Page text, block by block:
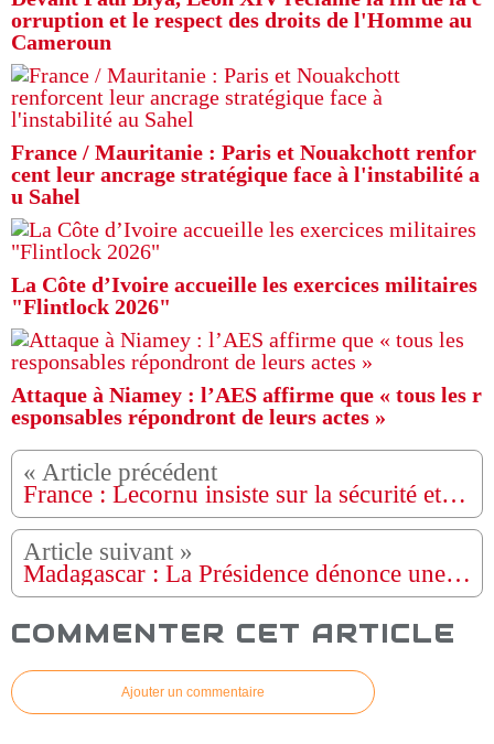
orruption et le respect des droits de l'Homme au
Cameroun
France / Mauritanie : Paris et Nouakchott renfor
cent leur ancrage stratégique face à l'instabilité a
u Sahel
La Côte d’Ivoire accueille les exercices militaires
"Flintlock 2026"
Attaque à Niamey : l’AES affirme que « tous les r
esponsables répondront de leurs actes »
France : Lecornu insiste sur la sécurité et l'urgence budgétaire lors de son premier déplacement
Madagascar : La Présidence dénonce une « tentative de prise de pouvoir illégale et par la force »
COMMENTER CET ARTICLE
Ajouter un commentaire